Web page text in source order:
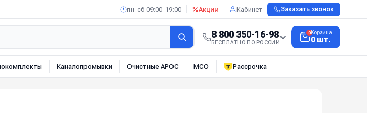
пн–сб 09:00–19:00 Акции Кабинет Заказать звонок
8 800 350-16-98
БЕСПЛАТНО ПО РОССИИ
0Корзина
0 шт.
Каналопромывки Очистные АРОС МСО Рассрочка